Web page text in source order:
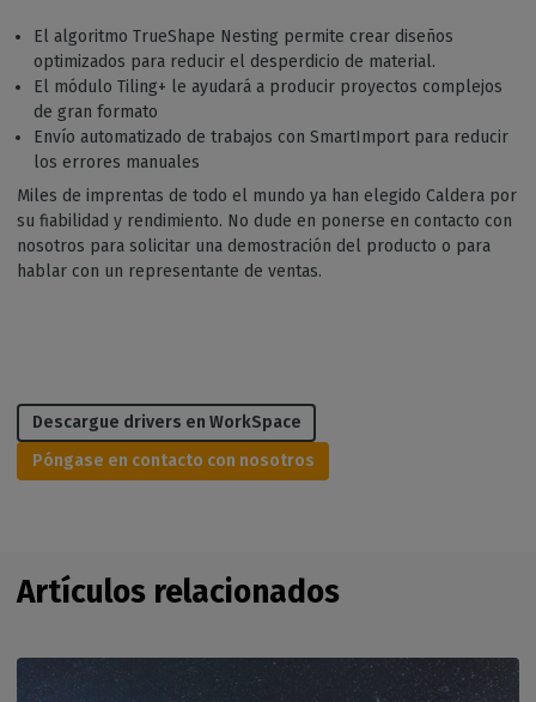
El algoritmo TrueShape Nesting permite crear diseños
optimizados para reducir el desperdicio de material.
El módulo Tiling+ le ayudará a producir proyectos complejos
de gran formato
Envío automatizado de trabajos con SmartImport para reducir
los errores manuales
Miles de imprentas de todo el mundo ya han elegido Caldera por
su fiabilidad y rendimiento. No dude en ponerse en contacto con
nosotros para solicitar una demostración del producto o para
hablar con un representante de ventas.
Descargue drivers en WorkSpace
Póngase en contacto con nosotros
Artículos relacionados